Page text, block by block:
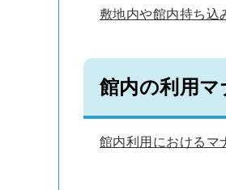
敷地内や館内持ち込
館内の利用マ
館内利用におけるマ